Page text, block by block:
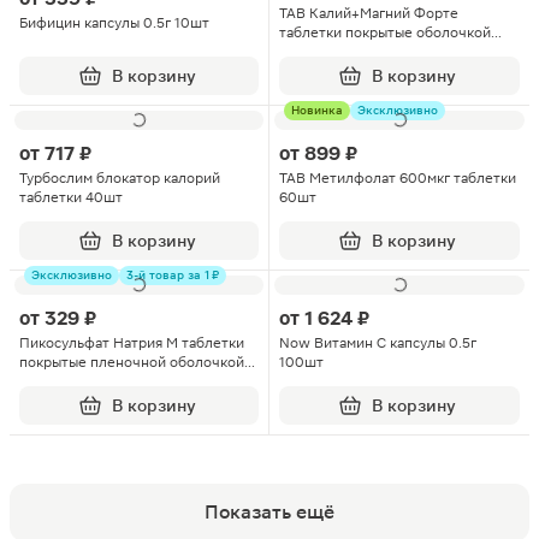
Бифицин капсулы 0.5г 10шт
В корзину
TAB Калий+Магний Форте
таблетки покрытые оболочкой
В корзину
от 717 ₽
Турбослим блокатор калорий
таблетки 40шт
В корзину
Новинка Эксклюзивно
от 899 ₽
ТАВ Метилфолат 600мкг таблетки
60шт
В корзину
Эксклюзивно 3-й товар за 1 ₽
от 329 ₽
Пикосульфат Натрия М таблетки
покрытые пленочной оболочкой
В корзину
от 1 624 ₽
Now Витамин С капсулы 0.5г
100шт
В корзину
Показать ещё